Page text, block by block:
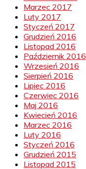
Marzec 2017
Luty 2017
Styczeń 2017
Grudzień 2016
Listopad 2016
Październik 2016
Wrzesień 2016
Sierpień 2016
Lipiec 2016
Czerwiec 2016
Maj 2016
Kwiecień 2016
Marzec 2016
Luty 2016
Styczeń 2016
Grudzień 2015
Listopad 2015